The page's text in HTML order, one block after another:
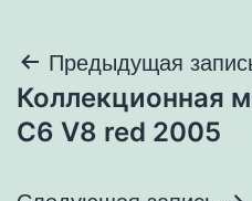
Навигация
по
Предыдущая
Коллекционная
C6 V8 red 2005